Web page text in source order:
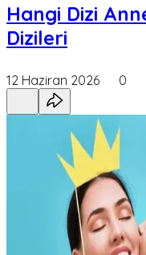
Hangi Dizi
Dizileri
12 Haziran 2026 0